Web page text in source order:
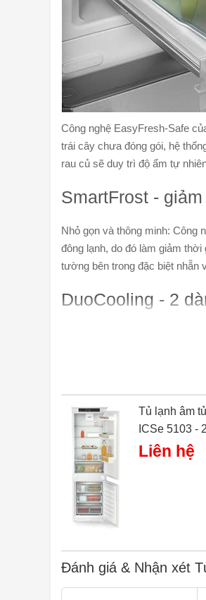
Công nghệ EasyFresh-Safe
trái cây chưa đóng gói, hệ
rau củ sẽ duy trì độ ẩm tự
SmartFrost -
Nhỏ gọn và thông minh: Công
đông lạnh, do đó làm giảm
tường bên trong đặc biệt nhẵn
DuoCooling - 2
Tủ lạnh âm
ICSe 5103 -
Liên hệ
Đánh giá & Nhận xét